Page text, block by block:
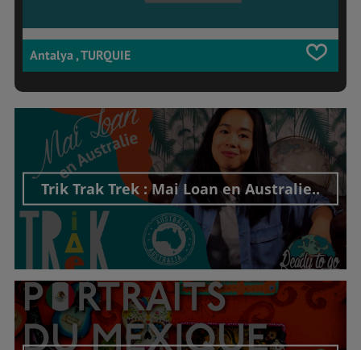
Antalya , TURQUIE
Trik Trak Trek : Mai Loan en Australie..
Découvrir cet interview